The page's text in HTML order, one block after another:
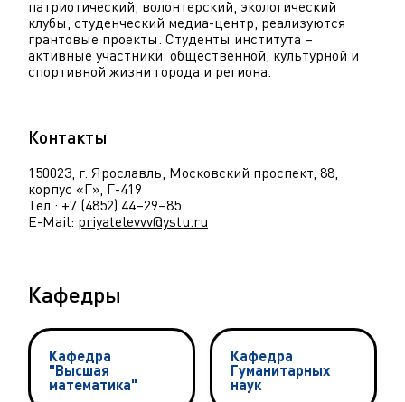
патриотический, волонтерский, экологический
клубы, студенческий медиа-центр, реализуются
грантовые проекты. Студенты института –
активные участники общественной, культурной и
спортивной жизни города и региона.
Контакты
150023, г. Ярославль, Московский проспект, 88,
корпус «Г», Г-419
Тел.: +7 (4852) 44–29–85
E-Mail: priyatelevvv@ystu.ru
Кафедры
Кафедра
"Высшая
математика"
Кафедра
Гуманитарных
наук